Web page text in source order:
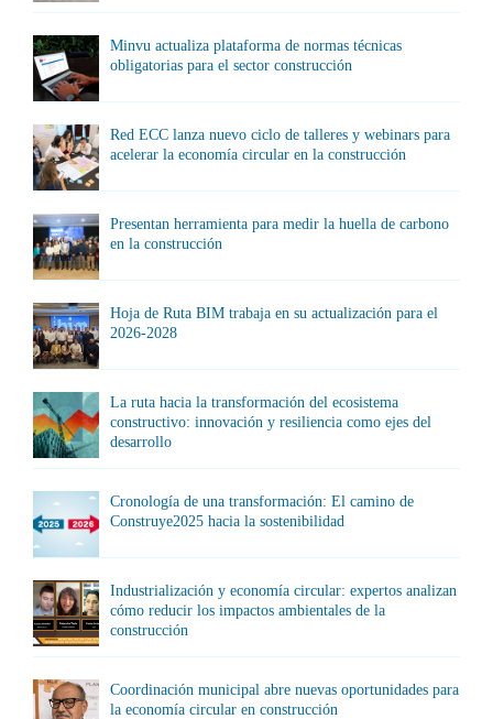
Minvu actualiza plataforma de normas técnicas
obligatorias para el sector construcción
Red ECC lanza nuevo ciclo de talleres y webinars para
acelerar la economía circular en la construcción
Presentan herramienta para medir la huella de carbono
en la construcción
Hoja de Ruta BIM trabaja en su actualización para el
2026-2028
La ruta hacia la transformación del ecosistema
constructivo: innovación y resiliencia como ejes del
desarrollo
Cronología de una transformación: El camino de
Construye2025 hacia la sostenibilidad
Industrialización y economía circular: expertos analizan
cómo reducir los impactos ambientales de la
construcción
Coordinación municipal abre nuevas oportunidades para
la economía circular en construcción